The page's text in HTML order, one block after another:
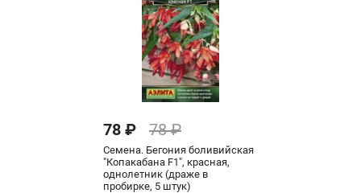
78 ₽ 78 ₽
Семена. Бегония боливийская
"Копакабана F1", красная,
однолетник (драже в
пробирке, 5 штук)